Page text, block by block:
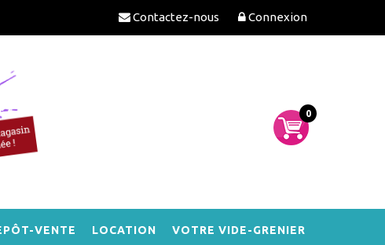
Connexion
Contactez-nous
0
VENTE LOCATION VOTRE VIDE-GRENIER